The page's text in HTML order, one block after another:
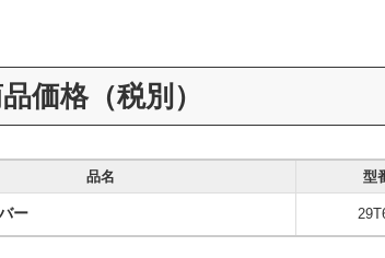
価格（税別）
品名 型
ー